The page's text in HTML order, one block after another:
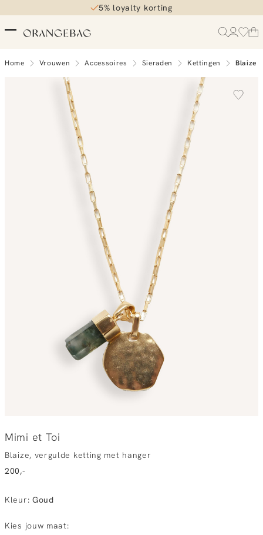
5% loyalty korting
Home Vrouwen Accessoires Sieraden Kettingen Blaize
Mimi et Toi
Blaize, vergulde ketting met hanger
200,-
Kleur: Goud
Kies jouw maat: